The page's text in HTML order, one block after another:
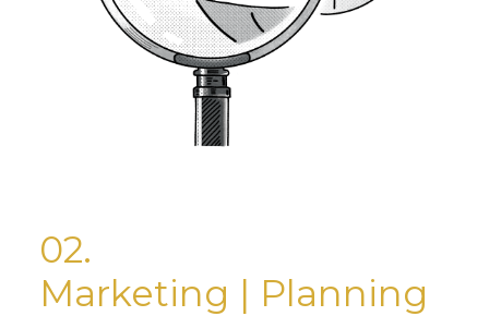
02.
Marketing | Planning